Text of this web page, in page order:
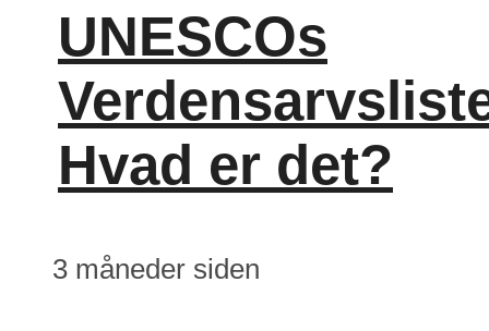
UNESCOs
Hvad er det?
3 måneder siden